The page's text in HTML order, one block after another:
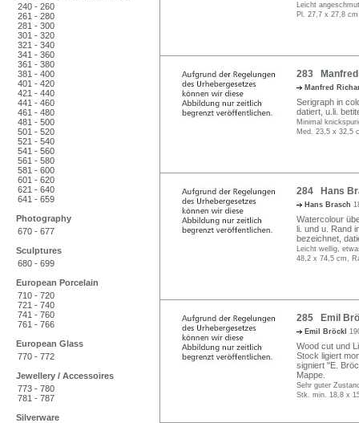
240 - 260
261 - 280
281 - 300
301 - 320
321 - 340
341 - 360
361 - 380
381 - 400
401 - 420
421 - 440
441 - 460
461 - 480
481 - 500
501 - 520
521 - 540
541 - 560
561 - 580
581 - 600
601 - 620
621 - 640
641 - 659
Photography
670 - 677
Sculptures
680 - 699
European Porcelain
710 - 720
721 - 740
741 - 760
761 - 766
European Glass
770 - 772
Jewellery / Accessoires
773 - 780
781 - 787
Silverware
Leicht
Pl. 27,7 x 27,8
283 Manfred
Manfred
Serigraph in
datiert, u.li.
Minimal
Med. 23,5 x 32,5
284 Hans
Hans Brasch
Watercolour
li. und u. Rand
bezeichnet,
Leicht wellig,
48,2 x 74,5 cm,
285 Emil
Emil Bröckl
Wood cut und
Stock ligiert
signiert "E.
Mappe.
Sehr guter
Stk. min. 18,8 x